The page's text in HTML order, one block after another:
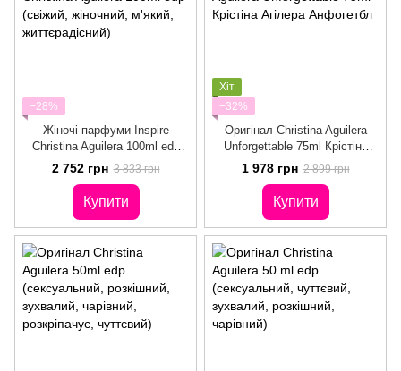
−28%
Жіночі парфуми Inspire
Christina Aguilera 100ml edp
(свіжий, жіночний, м'який,
життєрадісний)
2 752 грн 3 833 грн
Купити
Хіт
−32%
Оригінал Christina Aguilera
Unforgettable 75ml Крістіна
Агілера Анфогетбл
1 978 грн 2 899 грн
Купити